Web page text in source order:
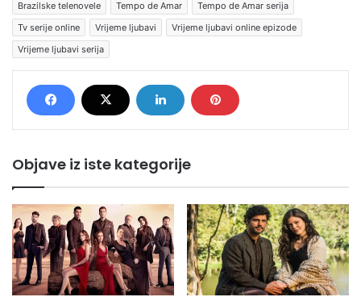
Brazilske telenovele Tempo de Amar
Tempo de Amar serija
Tv serije online
Vrijeme ljubavi
Vrijeme ljubavi online epizode
Vrijeme ljubavi serija
Objave iz iste kategorije